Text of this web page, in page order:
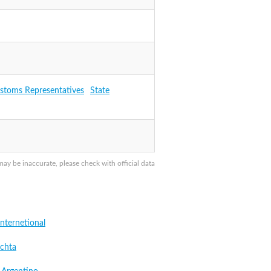
be inaccurate, please check with official data
Representatives State